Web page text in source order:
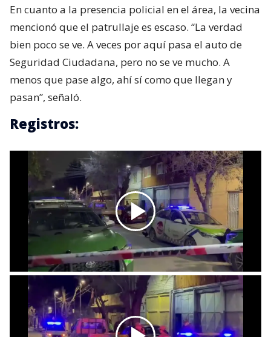
En cuanto a la presencia policial en el área, la vecina
mencionó que el patrullaje es escaso. “La verdad
bien poco se ve. A veces por aquí pasa el auto de
Seguridad Ciudadana, pero no se ve mucho. A
menos que pase algo, ahí sí como que llegan y
pasan”, señaló.
Registros: